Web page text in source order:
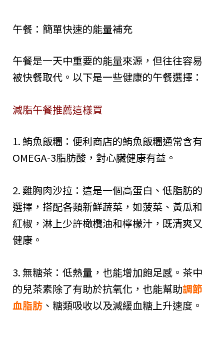
午餐：簡單快速的能量補充
午餐是一天中重要的能量來源，但往往容易
被快餐取代。以下是一些健康的午餐選擇：
減脂午餐推薦這樣買
1. 鮪魚飯糰：便利商店的鮪魚飯糰通常含有
OMEGA-3脂肪酸，對心臟健康有益。
2. 雞胸肉沙拉：這是一個高蛋白、低脂肪的
選擇，搭配各類新鮮蔬菜，如菠菜、黃瓜和
紅椒，淋上少許橄欖油和檸檬汁，既清爽又
健康。
3. 無糖茶：低熱量，也能增加飽足感。茶中
的兒茶素除了有助於抗氧化，也能幫助調節
血脂肪、糖類吸收以及減緩血糖上升速度。